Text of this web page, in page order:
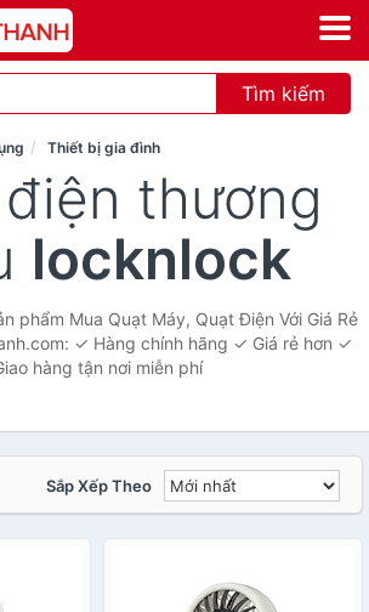
Tìm kiếm
Thiết bị gia đình
thương
locknlock
phẩm Mua Quạt Máy, Quạt Điện Với Giá Rẻ
✓ Hàng chính hãng ✓ Giá rẻ hơn ✓
hàng tận nơi miễn phí
Sắp Xếp Theo